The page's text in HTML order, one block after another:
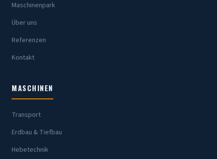
Maschinenpark
Über uns
Referenzen
Kontakt
MASCHINEN
Transport
Erdbau & Tiefbau
Hebetechnik